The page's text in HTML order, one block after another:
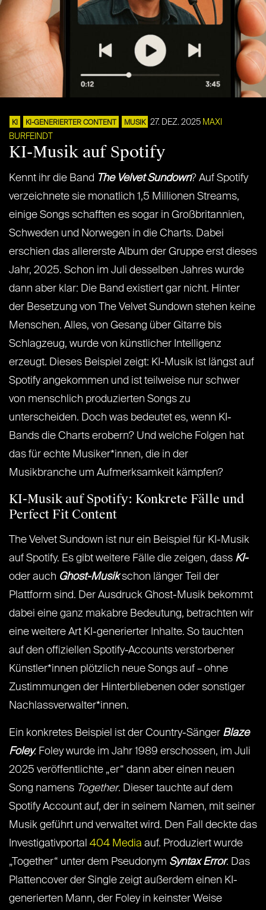
KI KI-GENERIERTER CONTENT MUSIK 27. DEZ. 2025 MAXI
BURFEINDT
KI-Musik auf Spotify
Kennt ihr die Band The Velvet Sundown? Auf Spotify
verzeichnete sie monatlich 1,5 Millionen Streams,
einige Songs schafften es sogar in Großbritannien,
Schweden und Norwegen in die Charts. Dabei
erschien das allererste Album der Gruppe erst dieses
Jahr, 2025. Schon im Juli desselben Jahres wurde
dann aber klar: Die Band existiert gar nicht. Hinter
der Besetzung von The Velvet Sundown stehen keine
Menschen. Alles, von Gesang über Gitarre bis
Schlagzeug, wurde von künstlicher Intelligenz
erzeugt. Dieses Beispiel zeigt: KI-Musik ist längst auf
Spotify angekommen und ist teilweise nur schwer
von menschlich produzierten Songs zu
unterscheiden. Doch was bedeutet es, wenn KI-
Bands die Charts erobern? Und welche Folgen hat
das für echte Musiker*innen, die in der
Musikbranche um Aufmerksamkeit kämpfen?
KI-Musik auf Spotify: Konkrete Fälle und
Perfect Fit Content
The Velvet Sundown ist nur ein Beispiel für KI-Musik
auf Spotify. Es gibt weitere Fälle die zeigen, dass KI-
oder auch Ghost-Musikschon länger Teil der
Plattform sind. Der Ausdruck Ghost-Musik bekommt
dabei eine ganz makabre Bedeutung, betrachten wir
eine weitere Art KI-generierter Inhalte. So tauchten
auf den offiziellen Spotify-Accounts verstorbener
Künstler*innen plötzlich neue Songs auf – ohne
Zustimmungen der Hinterbliebenen oder sonstiger
Nachlassverwalter*innen.
Ein konkretes Beispiel ist der Country-Sänger Blaze
Foley. Foley wurde im Jahr 1989 erschossen, im Juli
2025 veröffentlichte „er“ dann aber einen neuen
Song namens Together. Dieser tauchte auf dem
Spotify Account auf, der in seinem Namen, mit seiner
Musik geführt und verwaltet wird. Den Fall deckte das
Investigativportal 404 Media auf. Produziert wurde
„Together“ unter dem Pseudonym Syntax Error. Das
Plattencover der Single zeigt außerdem einen KI-
generierten Mann, der Foley in keinster Weise